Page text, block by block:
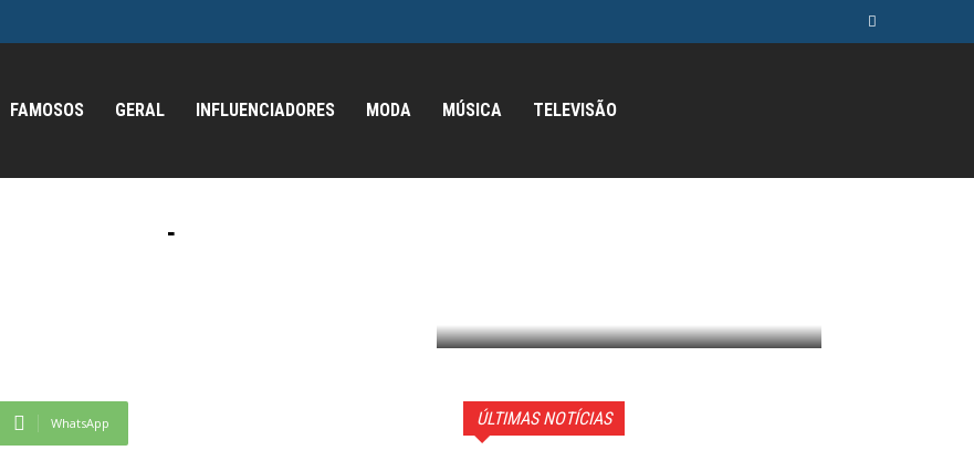
FAMOSOS GERAL INFLUENCIADORES MODA MÚSICA TELEVISÃO
como
WhatsApp ÚLTIMAS NOTÍCIAS